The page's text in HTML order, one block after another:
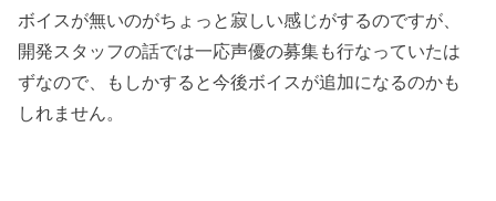
ボイスが無いのがちょっと寂しい感じがするのですが、
開発スタッフの話では一応声優の募集も行なっていたは
ずなので、もしかすると今後ボイスが追加になるのかも
しれません。